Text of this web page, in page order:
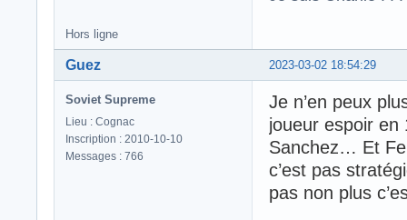
Hors ligne
2023-03-02 18:54:29
Guez
Soviet Supreme
Lieu : Cognac
Inscription : 2010-10-10
Messages : 766
Je n’en peux
joueur espoir en
Sanchez… Et
c’est pas
pas non plus